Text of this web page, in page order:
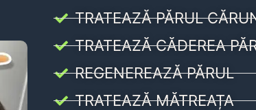
TRATEAZĂ PĂRUL
TRATEAZĂ CĂDEREA
REGENEREAZĂ PĂRUL
TRATEAZĂ MĂTREAȚA